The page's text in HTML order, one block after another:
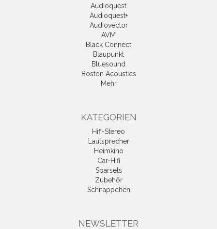
Audioquest
Audioquest+
Audiovector
AVM
Black Connect
Blaupunkt
Bluesound
Boston Acoustics
Mehr
KATEGORIEN
Hifi-Stereo
Lautsprecher
Heimkino
Car-Hifi
Sparsets
Zubehör
Schnäppchen
NEWSLETTER